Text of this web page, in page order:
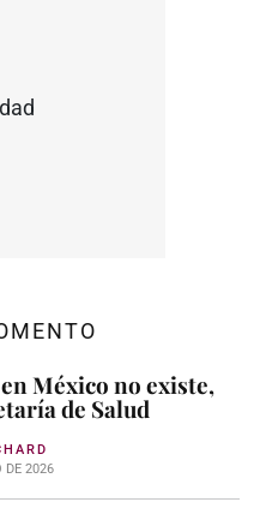
México no existe,
de Salud
DE 2026